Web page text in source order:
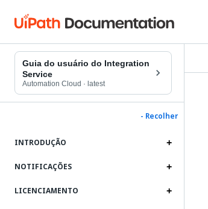
Guia do usuário do Integration
Service
Automation Cloud · latest
- Recolher
INTRODUÇÃO
NOTIFICAÇÕES
LICENCIAMENTO